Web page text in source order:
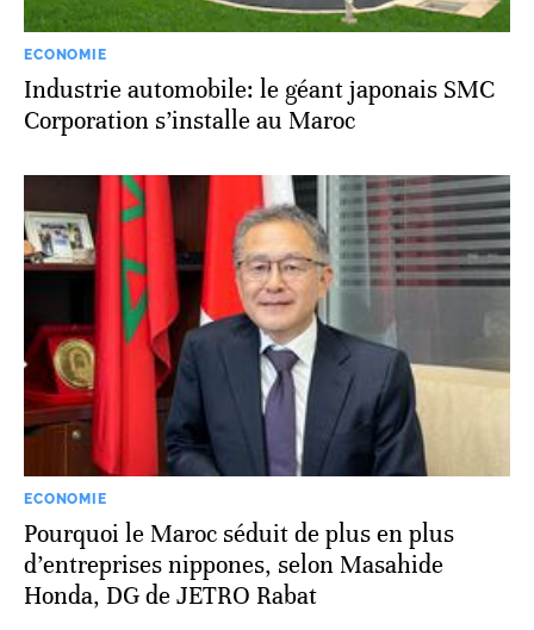
ECONOMIE
Industrie automobile: le géant japonais SMC
Corporation s’installe au Maroc
ECONOMIE
Pourquoi le Maroc séduit de plus en plus
d’entreprises nippones, selon Masahide
Honda, DG de JETRO Rabat